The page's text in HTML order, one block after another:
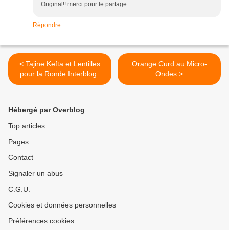
Original!! merci pour le partage.
Répondre
< Tajine Kefta et Lentilles
pour la Ronde Interblogs
#24
Orange Curd au Micro-
Ondes >
Hébergé par Overblog
Top articles
Pages
Contact
Signaler un abus
C.G.U.
Cookies et données personnelles
Préférences cookies